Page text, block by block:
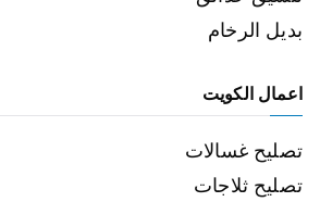
بديل الرخام
اعمال الكويت
تصليح غسالات
تصليح ثلاجات